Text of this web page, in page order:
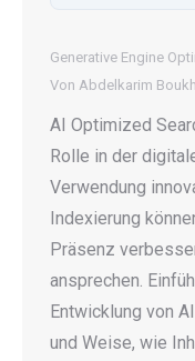
Generative Engine
Von Abdelkarim
AI Optimized
Rolle in der
Verwendung
Indexierung
Präsenz
ansprechen.
Entwicklung von
und Weise, wie